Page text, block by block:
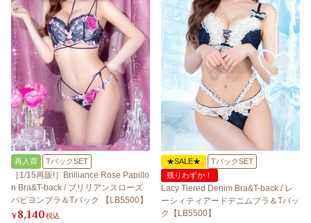
再入荷 TバックSET
［1/15再販!］Brilliance Rose Papillo
n Bra&T-back / ブリリアンスローズ
パピヨンブラ＆Tバック 【LB5500】
¥8,140税込
★SALE★
TバックSET
残りわずか！
Lacy Tiered Denim Bra&T-back / レ
ーシィティアードデニムブラ＆Tバッ
ク【LB5500】